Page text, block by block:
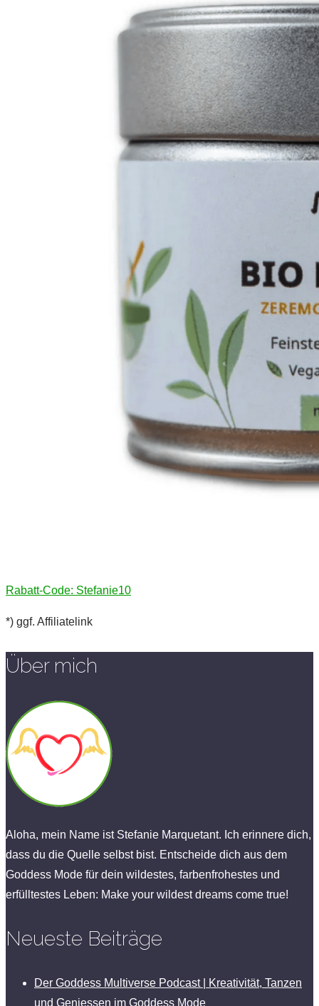
Rabatt-Code: Stefanie10
*) ggf. Affiliatelink
Über mich
Aloha, mein Name ist Stefanie Marquetant. Ich erinnere dich,
dass du die Quelle selbst bist. Entscheide dich aus dem
Goddess Mode für dein wildestes, farbenfrohestes und
erfülltestes Leben: Make your wildest dreams come true!
Neueste Beiträge
Der Goddess Multiverse Podcast | Kreativität, Tanzen
und Geniessen im Goddess Mode